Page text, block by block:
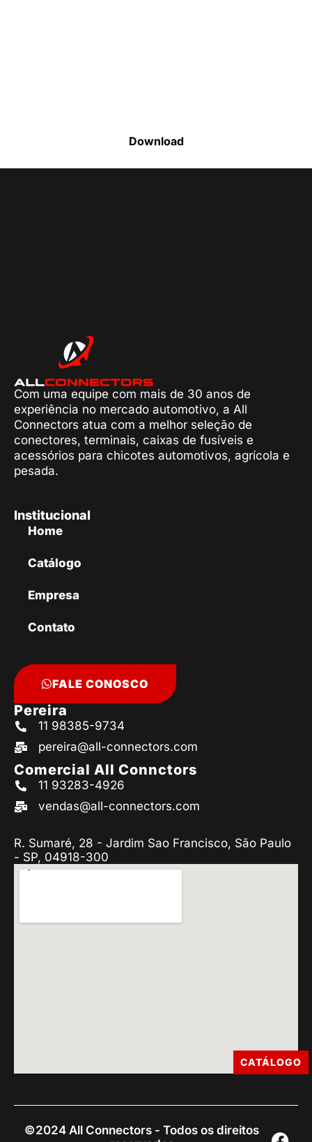
Download
Com uma equipe com mais de 30 anos de
experiência no mercado automotivo, a All
Connectors atua com a melhor seleção de
conectores, terminais, caixas de fusíveis e
acessórios para chicotes automotivos, agrícola e
pesada.
Institucional
Home
Catálogo
Empresa
Contato
FALE CONOSCO
Pereira
11 98385-9734
pereira@all-connectors.com
Comercial All Connctors
11 93283-4926
vendas@all-connectors.com
R. Sumaré, 28 - Jardim Sao Francisco, São Paulo
- SP, 04918-300
©2024 All Connectors - Todos os direitos
CATÁLOGO